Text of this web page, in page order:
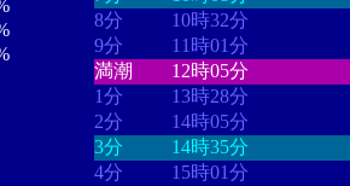
8分
10時32分
9分
11時01分
満潮
12時05分
1分
13時28分
2分
14時05分
3分
14時35分
4分
15時01分